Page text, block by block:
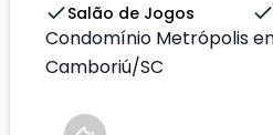
Salão de Jogos
Condomínio Metrópolis
Camboriú/SC